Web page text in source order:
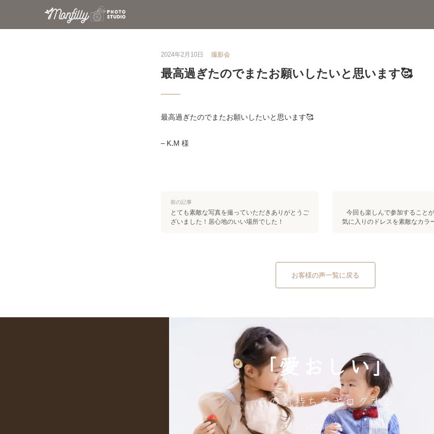
2024年2月10日 撮影会
最高過ぎたのでまたお願いしたいと思います🥰
最高過ぎたのでまたお願いしたいと思います🥰
– K.M 様
前の記事
とても素敵な写真を撮っていただきありがとうご
ざいました！居心地のいい場所でした！
今回も楽しんで参加すること
気に入りのドレスを素敵なカラ
お客様の声一覧に戻る
「愛おしい」
その気持ちをキロクする
MONFILLY